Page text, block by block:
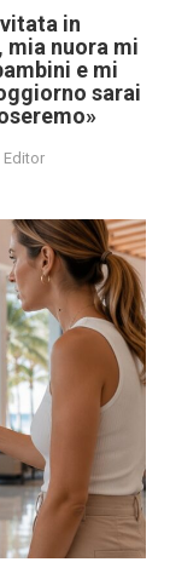
in
mia nuora mi
e mi
sarai
Editor